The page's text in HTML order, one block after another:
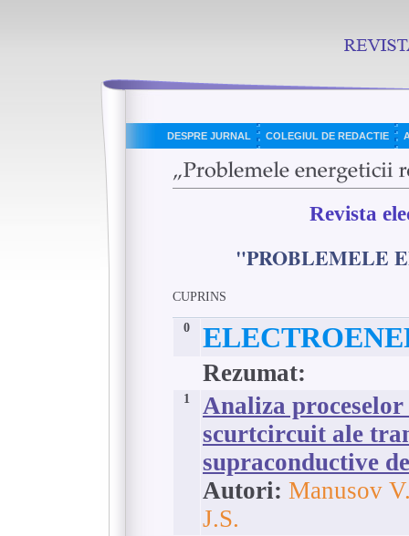
DESPRE JURNAL COLEGIUL DE REDACTIE
Revista
"PROBLEMELE
CUPRINS
0
Rezumat:
1
Analiza
scurtcircuit ale
supraconductive
Autori: Manusov
J.S.